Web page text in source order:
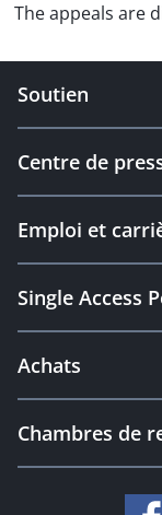
The appeals are
Soutien
Centre de
Emploi et
Single Access
Achats
Chambres de